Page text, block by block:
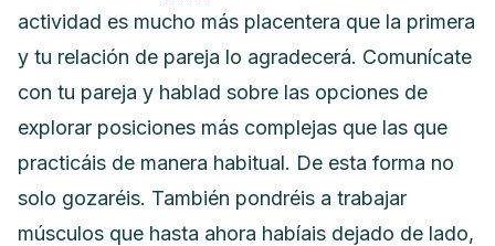
actividad es mucho más placentera que la primera
y tu relación de pareja lo agradecerá. Comunícate
con tu pareja y hablad sobre las opciones de
explorar posiciones más complejas que las que
practicáis de manera habitual. De esta forma no
solo gozaréis. También pondréis a trabajar
músculos que hasta ahora habíais dejado de lado,